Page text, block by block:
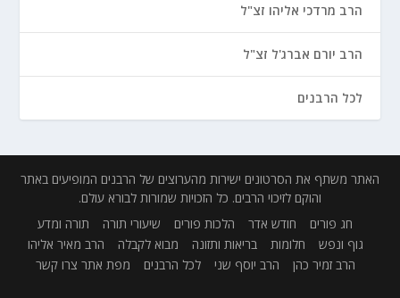
הרב מרדכי אליהו זצ"ל
הרב יורם אברג'ל זצ"ל
לכל הרבנים
האתר משתף את הסרטונים ישירות מהערוצים של הרבנים המופיעים באתר
והוקם לזיכוי הרבים. כל הזכויות שמורות לבורא עולם.
חג פורים
חודש אדר הלכות פורים שיעורי תורה
תורה ומדע
גוף ונפש
חלומות בריאות ותזונה מבוא לקבלה
הרב מאיר אליהו
הרב זמיר כהן
הרב יוסף שני לכל הרבנים מפת אתר צרו קשר